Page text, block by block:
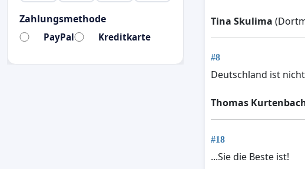
Tina Skulima
#8
Deutschland ist
Thomas
#18
...Sie die Beste ist!
Zahlungsmethode
PayPal Kreditkarte